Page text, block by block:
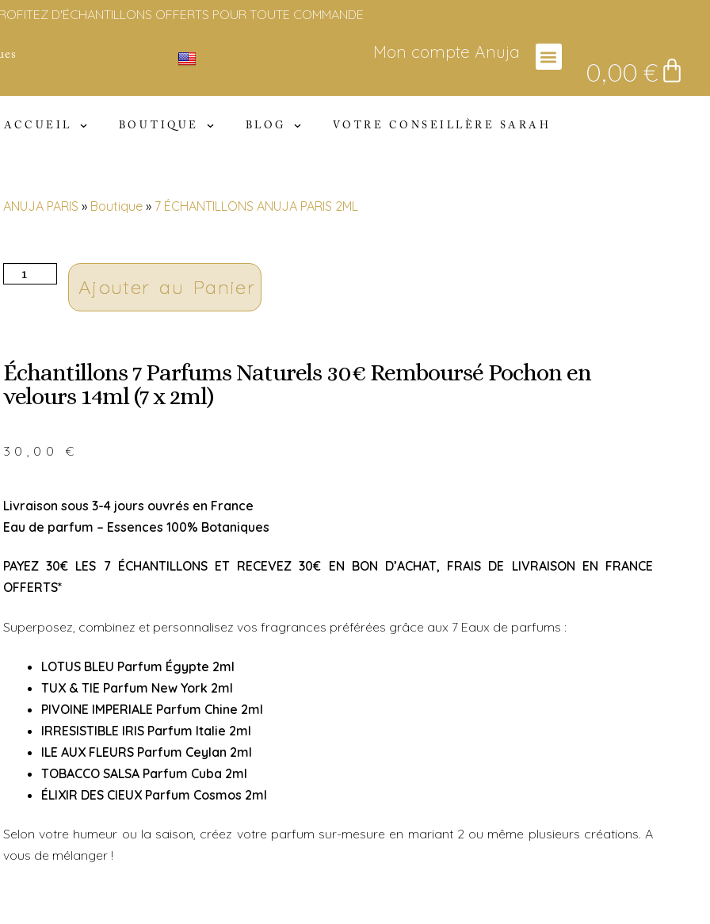
D'ÉCHANTILLONS OFFERTS POUR TOUTE COMMANDE
Cliquer ici Mon compte Anuja
0,00€
ACCUEIL BOUTIQUE BLOG VOTRE CONSEILLÈRE SARAH
ANUJA PARIS » Boutique » 7 ÉCHANTILLONS ANUJA PARIS 2ML
Ajouter au Panier
e
r
t
v
e
Échantillons 7 Parfums Naturels 30€ Remboursé Pochon en
velours 14ml (7 x 2ml)
30,00 €
Livraison sous 3-4 jours ouvrés en France
Eau de parfum – Essences 100% Botaniques
PAYEZ 30€ LES 7 ÉCHANTILLONS ET RECEVEZ 30€ EN BON D’ACHAT, FRAIS DE LIVRAISON EN FRANCE
OFFERTS*
Superposez, combinez et personnalisez vos fragrances préférées grâce aux 7 Eaux de parfums :
LOTUS BLEU Parfum Égypte 2ml
TUX & TIE Parfum New York 2ml
PIVOINE IMPERIALE Parfum Chine 2ml
IRRESISTIBLE IRIS Parfum Italie 2ml
ILE AUX FLEURS Parfum Ceylan 2ml
TOBACCO SALSA Parfum Cuba 2ml
ÉLIXIR DES CIEUX Parfum Cosmos 2ml
Selon votre humeur ou la saison, créez votre parfum sur-mesure en mariant 2 ou même plusieurs créations. A
vous de mélanger !